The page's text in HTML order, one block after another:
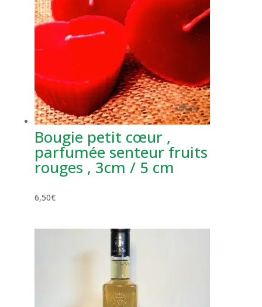
Bougie petit cœur ,
parfumée senteur fruits
rouges , 3cm / 5 cm
6,50€